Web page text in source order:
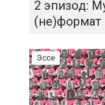
2 эпизод:
(не)формат
Эссе